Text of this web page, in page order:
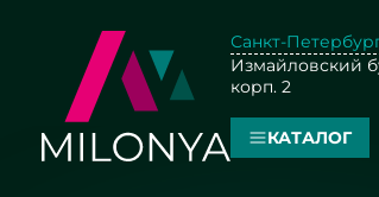
Санкт-
Измайловский
корп. 2
КАТАЛОГ